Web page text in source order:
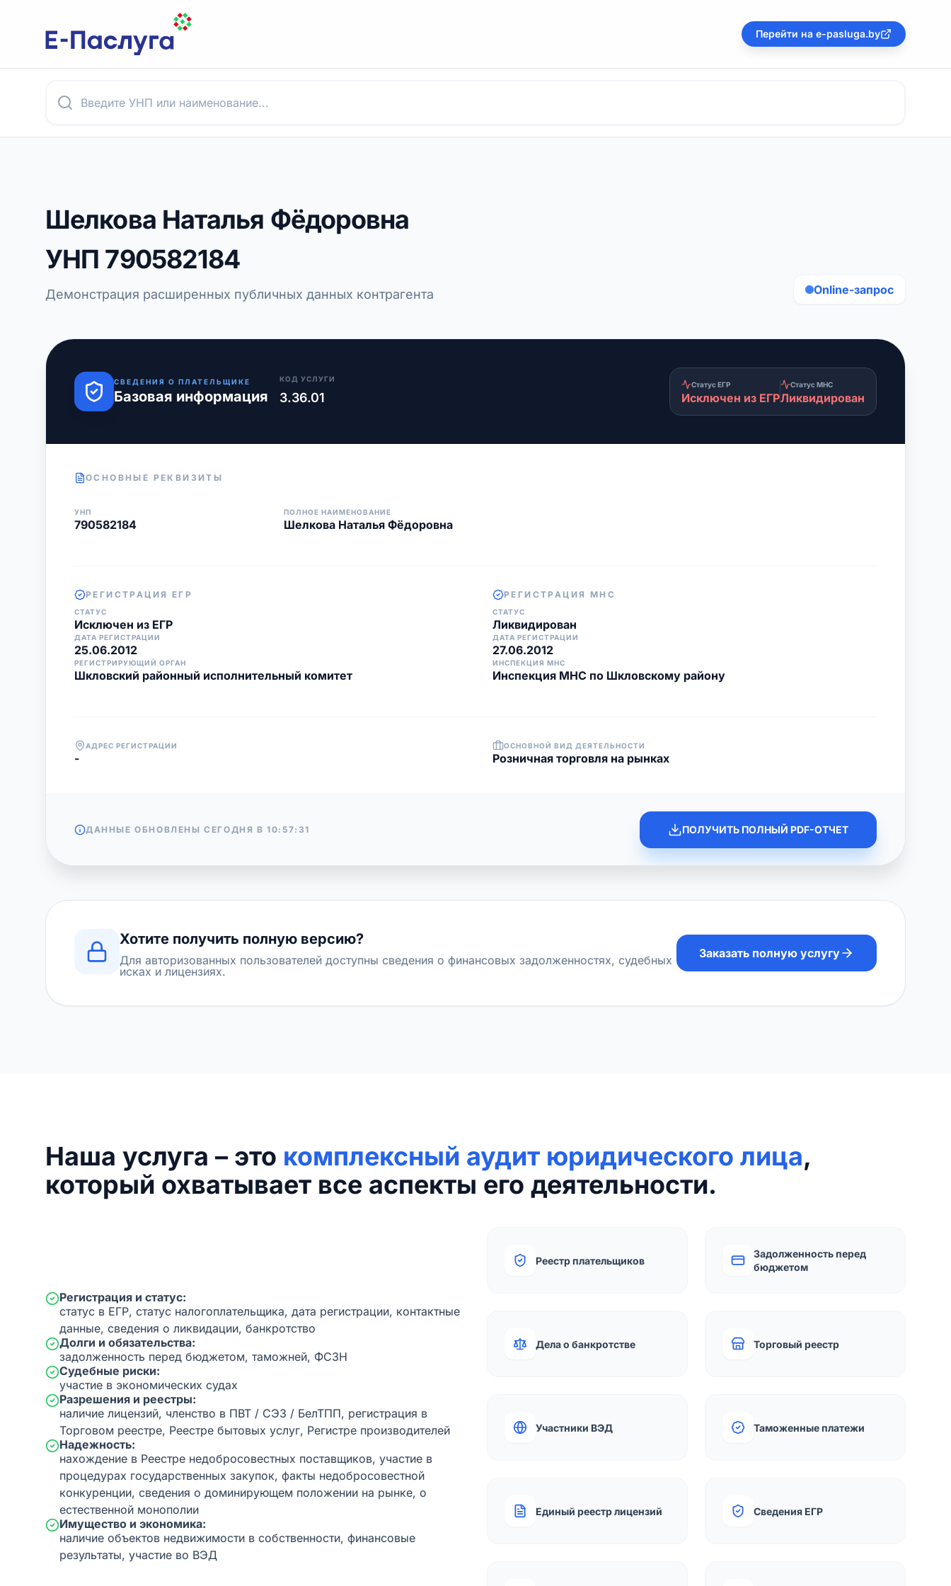
Перейти на e-pasluga.by
Шелкова Наталья Фёдоровна
УНП 790582184
Демонстрация расширенных публичных данных контрагента Online-запрос
СВЕДЕНИЯ О ПЛАТЕЛЬЩИКЕ
Базовая информация
КОД УСЛУГИ
3.36.01
Статус ЕГР
Исключен из ЕГР
Статус МНС
Ликвидирован
ОСНОВНЫЕ РЕКВИЗИТЫ
УНП
790582184
ПОЛНОЕ НАИМЕНОВАНИЕ
Шелкова Наталья Фёдоровна
РЕГИСТРАЦИЯ ЕГР
СТАТУС
Исключен из ЕГР
ДАТА РЕГИСТРАЦИИ
25.06.2012
РЕГИСТРИРУЮЩИЙ ОРГАН
Шкловский районный исполнительный комитет
РЕГИСТРАЦИЯ МНС
СТАТУС
Ликвидирован
ДАТА РЕГИСТРАЦИИ
27.06.2012
ИНСПЕКЦИЯ МНС
Инспекция МНС по Шкловскому району
АДРЕС РЕГИСТРАЦИИ
-
ОСНОВНОЙ ВИД ДЕЯТЕЛЬНОСТИ
Розничная торговля на рынках
ДАННЫЕ ОБНОВЛЕНЫ СЕГОДНЯ В10:57:31 ПОЛУЧИТЬ ПОЛНЫЙ PDF-ОТЧЕТ
Хотите получить полную версию?
Для авторизованных пользователей доступны сведения о финансовых задолженностях, судебных
исках и лицензиях.
Заказать полную услугу
Наша услуга – это комплексный аудит юридического лица,
который охватывает все аспекты его деятельности.
Регистрация и статус:
статус в ЕГР, статус налогоплательщика, дата регистрации, контактные
данные, сведения о ликвидации, банкротство
Долги и обязательства:
задолженность перед бюджетом, таможней, ФСЗН
Судебные риски:
участие в экономических судах
Разрешения и реестры:
наличие лицензий, членство в ПВТ / СЭЗ / БелТПП, регистрация в
Торговом реестре, Реестре бытовых услуг, Регистре производителей
Надежность:
нахождение в Реестре недобросовестных поставщиков, участие в
процедурах государственных закупок, факты недобросовестной
конкуренции, сведения о доминирующем положении на рынке, о
естественной монополии
Имущество и экономика:
наличие объектов недвижимости в собственности, финансовые
результаты, участие во ВЭД
Реестр плательщиков
Задолженность перед
бюджетом
Дела о банкротстве Торговый реестр
Участники ВЭД Таможенные платежи
Единый реестр лицензий Сведения ЕГР